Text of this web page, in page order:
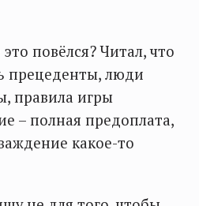
повёлся? Читал, что
прецеденты, люди
правила игры
– полная предоплата,
какое-то